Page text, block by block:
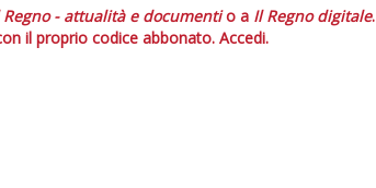
Regno - attualità e documentio a Il Regno digitale.
il proprio codice abbonato. Accedi.